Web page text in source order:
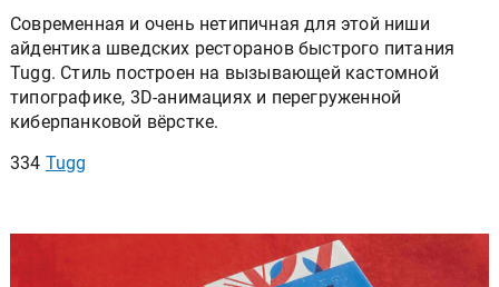
Современная и очень нетипичная для этой ниши
айдентика шведских ресторанов быстрого питания
Tugg. Стиль построен на вызывающей кастомной
типографике, 3D-анимациях и перегруженной
киберпанковой вёрстке.
334 Tugg